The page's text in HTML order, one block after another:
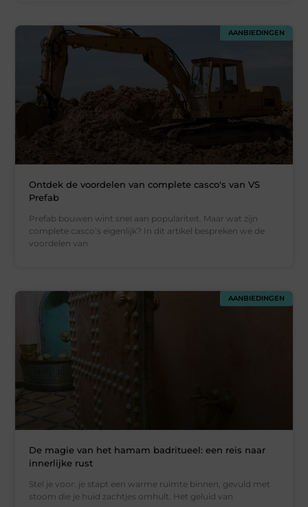
AANBIEDINGEN
Ontdek de voordelen van complete casco's van VS
Prefab
Prefab bouwen wint snel aan populariteit. Maar wat zijn
complete casco’s eigenlijk? In dit artikel bespreken we de
voordelen van
AANBIEDINGEN
De magie van het hamam badritueel: een reis naar
innerlijke rust
Stel je voor: je stapt een warme ruimte binnen, gevuld met
stoom die je huid zachtjes omhult. Het geluid van